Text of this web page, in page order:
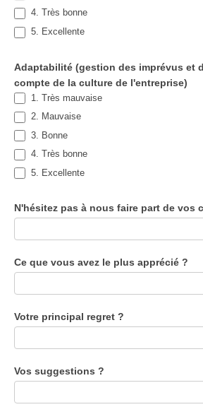
4. Très bonne
5. Excellente
Adaptabilité (gestion des imprévus et
compte de la culture de l'entreprise)
1. Très mauvaise
2. Mauvaise
3. Bonne
4. Très bonne
5. Excellente
N'hésitez pas à nous faire part de vos
Ce que vous avez le plus apprécié ?
Votre principal regret ?
Vos suggestions ?